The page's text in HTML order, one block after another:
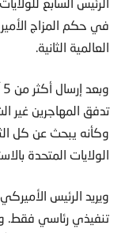
في حكم المزاج
العالمية الثانية.
تدفق المهاجرين غير
وكأنه يبحث عن كل
الولايات المتحدة
ويريد الرئيس
تنفيذي رئاسي فقط.